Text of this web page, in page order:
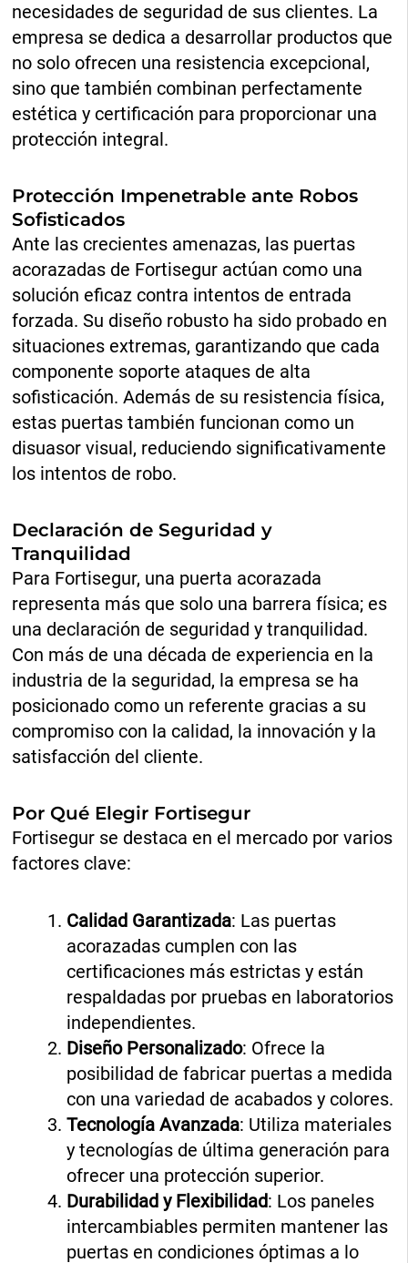
necesidades de seguridad de sus clientes. La
empresa se dedica a desarrollar productos que
no solo ofrecen una resistencia excepcional,
sino que también combinan perfectamente
estética y certificación para proporcionar una
protección integral.
Protección Impenetrable ante Robos
Sofisticados
Ante las crecientes amenazas, las puertas
acorazadas de Fortisegur actúan como una
solución eficaz contra intentos de entrada
forzada. Su diseño robusto ha sido probado en
situaciones extremas, garantizando que cada
componente soporte ataques de alta
sofisticación. Además de su resistencia física,
estas puertas también funcionan como un
disuasor visual, reduciendo significativamente
los intentos de robo.
Declaración de Seguridad y
Tranquilidad
Para Fortisegur, una puerta acorazada
representa más que solo una barrera física; es
una declaración de seguridad y tranquilidad.
Con más de una década de experiencia en la
industria de la seguridad, la empresa se ha
posicionado como un referente gracias a su
compromiso con la calidad, la innovación y la
satisfacción del cliente.
Por Qué Elegir Fortisegur
Fortisegur se destaca en el mercado por varios
factores clave:
Calidad Garantizada: Las puertas
acorazadas cumplen con las
certificaciones más estrictas y están
respaldadas por pruebas en laboratorios
independientes.
Diseño Personalizado: Ofrece la
posibilidad de fabricar puertas a medida
con una variedad de acabados y colores.
Tecnología Avanzada: Utiliza materiales
y tecnologías de última generación para
ofrecer una protección superior.
Durabilidad y Flexibilidad: Los paneles
intercambiables permiten mantener las
puertas en condiciones óptimas a lo